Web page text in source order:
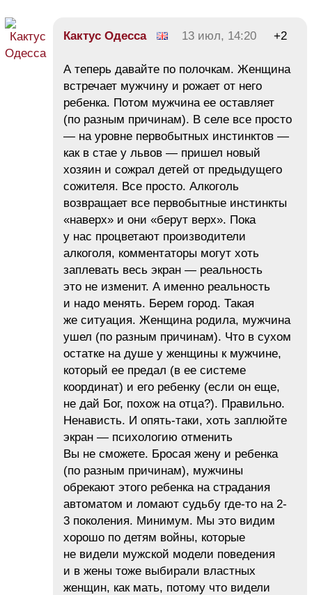
Кактус Одесса 13 июл, 14:20 +2
А теперь давайте по полочкам. Женщина
встречает мужчину и рожает от него
ребенка. Потом мужчина ее оставляет
(по разным причинам). В селе все просто
— на уровне первобытных инстинктов —
как в стае у львов — пришел новый
хозяин и сожрал детей от предыдущего
сожителя. Все просто. Алкоголь
возвращает все первобытные инстинкты
«наверх» и они «берут верх». Пока
у нас процветают производители
алкоголя, комментаторы могут хоть
заплевать весь экран — реальность
это не изменит. А именно реальность
и надо менять. Берем город. Такая
же ситуация. Женщина родила, мужчина
ушел (по разным причинам). Что в сухом
остатке на душе у женщины к мужчине,
который ее предал (в ее системе
координат) и его ребенку (если он еще,
не дай Бог, похож на отца?). Правильно.
Ненависть. И опять-таки, хоть заплюйте
экран — психологию отменить
Вы не сможете. Бросая жену и ребенка
(по разным причинам), мужчины
обрекают этого ребенка на страдания
автоматом и ломают судьбу где-то на 2-
3 поколения. Минимум. Мы это видим
хорошо по детям войны, которые
не видели мужской модели поведения
и в жены тоже выбирали властных
женщин, как мать, потому что видели